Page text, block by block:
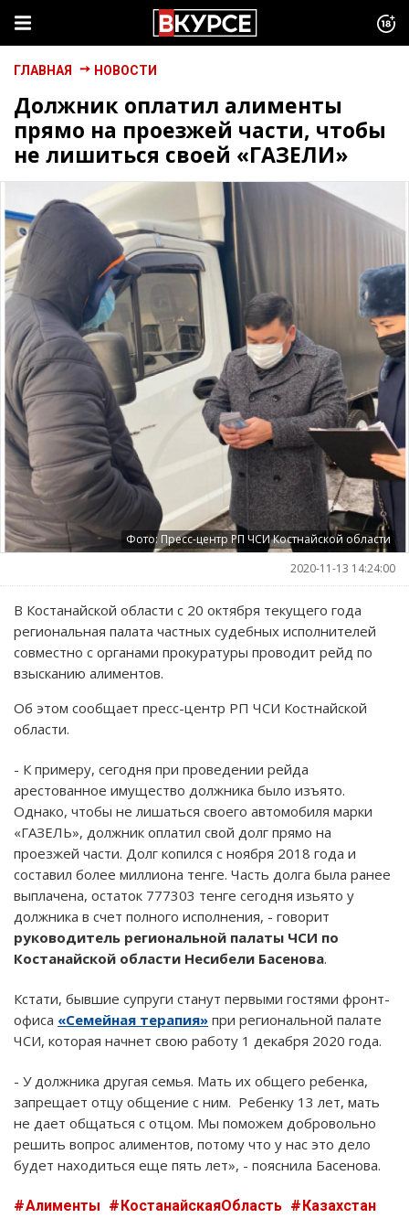
ГЛАВНАЯ НОВОСТИ
Должник оплатил алименты
прямо на проезжей части, чтобы
не лишиться своей «ГАЗЕЛИ»
Фото: Пресс-центр РП ЧСИ Костнайской области
2020-11-13 14:24:00
В Костанайской области с 20 октября текущего года
региональная палата частных судебных исполнителей
совместно с органами прокуратуры проводит рейд по
взысканию алиментов.
Об этом сообщает пресс-центр РП ЧСИ Костнайской
области.
- К примеру, сегодня при проведении рейда
арестованное имущество должника было изъято.
Однако, чтобы не лишаться своего автомобиля марки
«ГАЗЕЛЬ», должник оплатил свой долг прямо на
проезжей части. Долг копился с ноября 2018 года и
составил более миллиона тенге. Часть долга была ранее
выплачена, остаток 777303 тенге сегодня изьято у
должника в счет полного исполнения, - говорит
руководитель региональной палаты ЧСИ по
Костанайской области Несибели Басенова.
Кстати, бывшие супруги станут первыми гостями фронт-
офиса «Семейная терапия» при региональной палате
ЧСИ, которая начнет свою работу 1 декабря 2020 года.
- У должника другая семья. Мать их общего ребенка,
запрещает отцу общение с ним. Ребенку 13 лет, мать
не дает общаться с отцом. Мы поможем добровольно
решить вопрос алиментов, потому что у нас это дело
будет находиться еще пять лет», - пояснила Басенова.
Алименты КостанайскаяОбласть Казахстан